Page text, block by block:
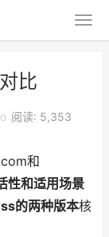
比
o 阅读: 5,353
和
性和适用场景
的两种版本核